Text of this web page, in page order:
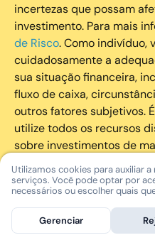
incertezas que possam
investimento. Para mais
de Risco. Como indivíduo,
cuidadosamente a
sua situação financeira,
fluxo de caixa,
outros fatores subjetivos.
utilize todos os recursos
sobre investimentos de
composição geral de seu
legais relativas aos
Nomad devem ser obtidas
Nomad e suas afiliadas
aconselhamento legal ou
Utilizamos cookies para auxiliar
serviços. Você pode optar por
necessários ou escolher quais
Gerenciar